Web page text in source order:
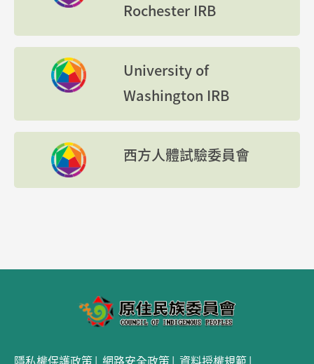
Rochester IRB
University of
Washington IRB
西方人體試驗委員會
隱私權保護政策 網路安全政策 資料授權規範